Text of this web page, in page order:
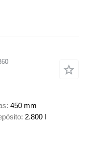
450 mm
2.800 l